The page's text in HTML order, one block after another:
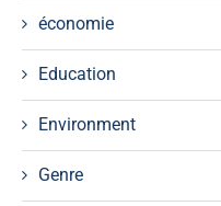
économie
Education
Environment
Genre